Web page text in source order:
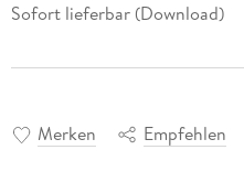
Sofort lieferbar (Download)
Merken Empfehlen